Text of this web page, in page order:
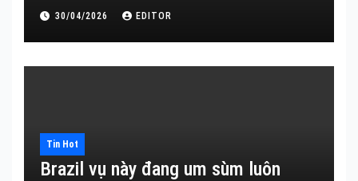
30/04/2026 EDITOR
Tin Hot
Brazil vụ này đang um sùm luôn